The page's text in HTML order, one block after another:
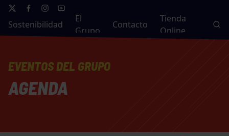
Sostenibilidad
El
Grupo
Contacto
Tienda
Online
EVENTOS DEL GRUPO
AGENDA